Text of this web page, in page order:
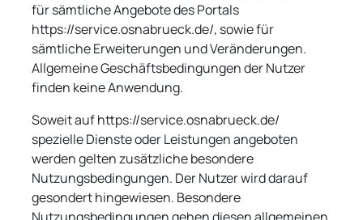
für sämtliche Angebote des Portals
https://service.osnabrueck.de/, sowie für
sämtliche Erweiterungen und Veränderungen.
Allgemeine Geschäftsbedingungen der Nutzer
finden keine Anwendung.
Soweit auf https://service.osnabrueck.de/
spezielle Dienste oder Leistungen angeboten
werden gelten zusätzliche besondere
Nutzungsbedingungen. Der Nutzer wird darauf
gesondert hingewiesen. Besondere